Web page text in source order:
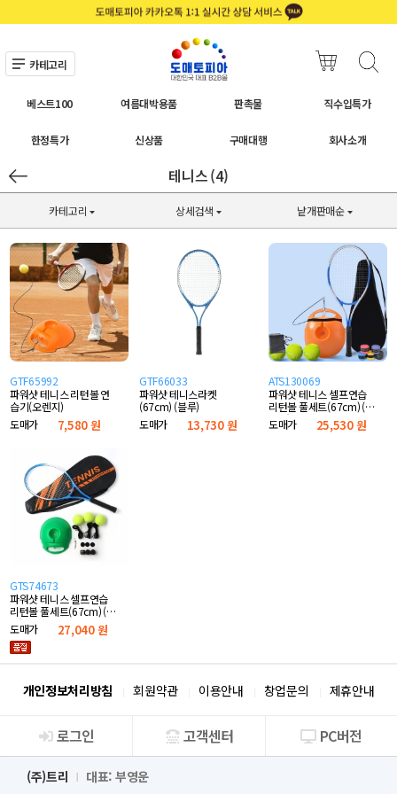
카테고리
베스트100 여름대박용품 판촉물 직수입특가
한정특가 신상품 구매대행 회사소개
테니스 (4)
카테고리 상세검색 낱개판매순
GTF65992
파워샷 테니스 리턴볼 연
습기(오렌지)
도매가
7,580 원
GTF66033
파워샷 테니스라켓
(67cm) (블루)
도매가
13,730 원
ATS130069
파워샷 테니스 셀프연습
리턴볼 풀세트(67cm) (오
렌지)
도매가 25,530 원
GTS74673
파워샷 테니스 셀프연습
리턴볼 풀세트(67cm) (그
린)
도매가 27,040 원
개인정보처리방침 회원약관 이용안내 창업문의 제휴안내
회사소개
로그인 고객센터 PC버전
(주)트리
대표: 부영운